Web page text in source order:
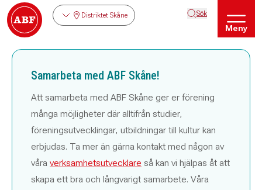
Distriktet Skåne Sök
Meny
Samarbeta med ABF Skåne!
Att samarbeta med ABF Skåne ger er förening
många möjligheter där alltifrån studier,
föreningsutvecklingar, utbildningar till kultur kan
erbjudas. Ta mer än gärna kontakt med någon av
våra verksamhetsutvecklare så kan vi hjälpas åt att
skapa ett bra och långvarigt samarbete. Våra